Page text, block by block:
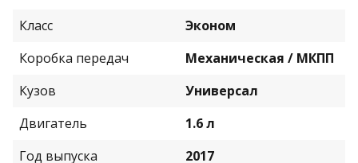
Класс
Эконом
Коробка передач
Механическая / МКПП
Кузов
Универсал
Двигатель
1.6 л
Год выпуска
2017